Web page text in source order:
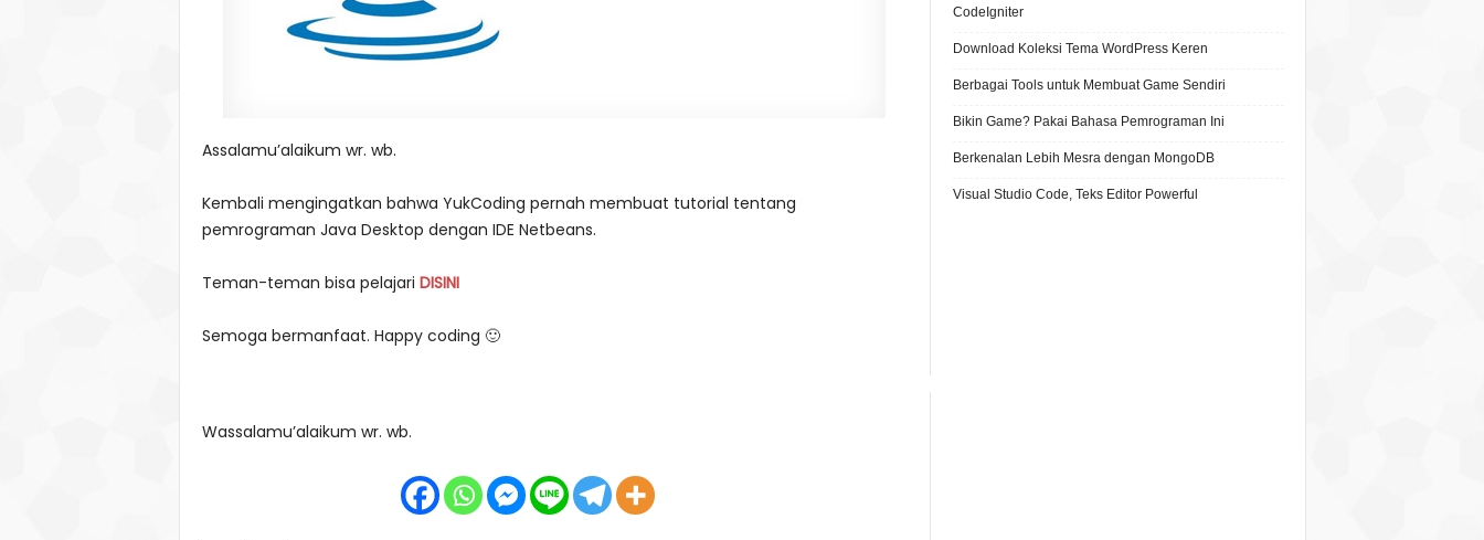
Assalamu’alaikum wr. wb.
Kembali mengingatkan bahwa YukCoding pernah membuat tutorial tentang
pemrograman Java Desktop dengan IDE Netbeans.
Teman-teman bisa pelajari DISINI
Semoga bermanfaat. Happy coding 🙂
Wassalamu’alaikum wr. wb.
CodeIgniter
Download Koleksi Tema WordPress Keren
Berbagai Tools untuk Membuat Game Sendiri
Bikin Game? Pakai Bahasa Pemrograman Ini
Berkenalan Lebih Mesra dengan MongoDB
Visual Studio Code, Teks Editor Powerful